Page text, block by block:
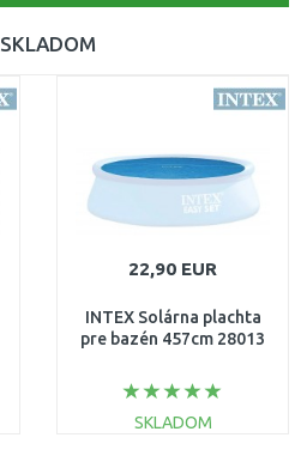
SKLADOM
22,90 EUR
INTEX Solárna plachta
pre bazén 457cm 28013
SKLADOM